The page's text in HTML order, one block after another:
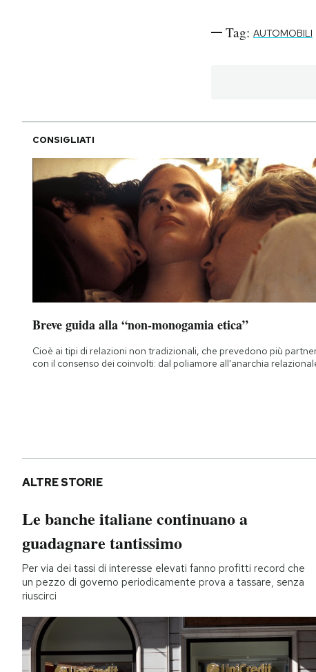
Tag: AUTOMOBILI
CONSIGLIATI
Breve guida alla “non-monogamia etica”
Cioè ai tipi di relazioni non tradizionali, che prevedono più
con il consenso dei coinvolti: dal poliamore all'anarchia
ALTRE STORIE
Le banche italiane continuano a
guadagnare tantissimo
Per via dei tassi di interesse elevati fanno profitti record che
un pezzo di governo periodicamente prova a tassare, senza
riuscirci